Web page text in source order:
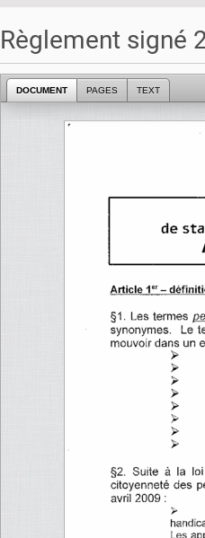
Règlement signé
DOCUMENT PAGES TEXT